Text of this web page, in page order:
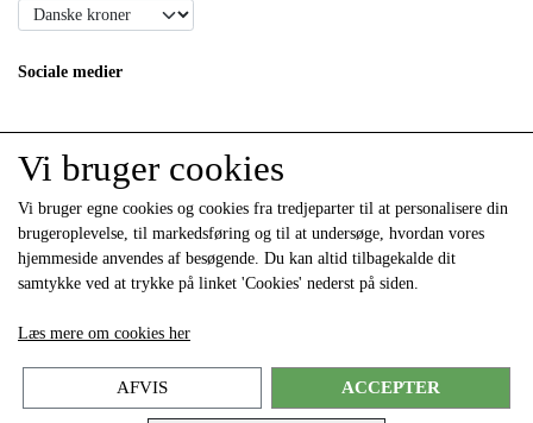
Sociale medier
Modtag vores nyhedsbrev via e-mail
Vi bruger cookies
Vi bruger egne cookies og cookies fra tredjeparter til at personalisere din
brugeroplevelse, til markedsføring og til at undersøge, hvordan vores
hjemmeside anvendes af besøgende. Du kan altid tilbagekalde dit
samtykke ved at trykke på linket 'Cookies' nederst på siden.
Læs mere om cookies her
AFVIS ACCEPTER